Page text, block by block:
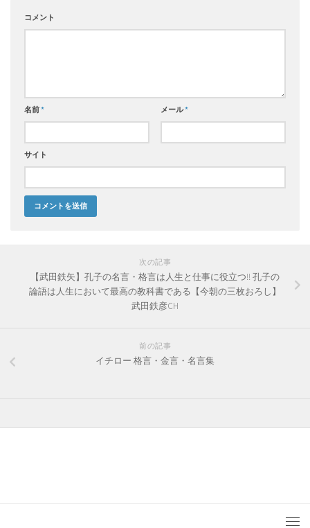
コメント
名前* メール*
サイト
次の記事
【武田鉄矢】孔子の名言・格言は人生と仕事に役立つ!! 孔子の
論語は人生において最高の教科書である【今朝の三枚おろし】
武田鉄彦CH
前の記事
イチロー 格言・金言・名言集